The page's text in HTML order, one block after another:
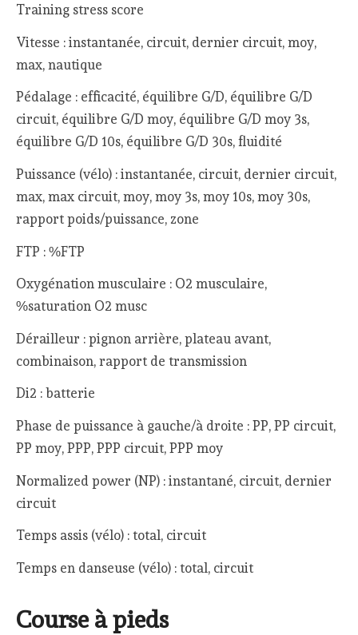
Training stress score
Vitesse : instantanée, circuit, dernier circuit, moy,
max, nautique
Pédalage : efficacité, équilibre G/D, équilibre G/D
circuit, équilibre G/D moy, équilibre G/D moy 3s,
équilibre G/D 10s, équilibre G/D 30s, fluidité
Puissance (vélo) : instantanée, circuit, dernier circuit,
max, max circuit, moy, moy 3s, moy 10s, moy 30s,
rapport poids/puissance, zone
FTP : %FTP
Oxygénation musculaire : O2 musculaire,
%saturation O2 musc
Dérailleur : pignon arrière, plateau avant,
combinaison, rapport de transmission
Di2 : batterie
Phase de puissance à gauche/à droite : PP, PP circuit,
PP moy, PPP, PPP circuit, PPP moy
Normalized power (NP) : instantané, circuit, dernier
circuit
Temps assis (vélo) : total, circuit
Temps en danseuse (vélo) : total, circuit
Course à pieds